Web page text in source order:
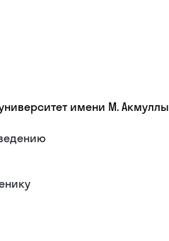
имени М. Акмуллы